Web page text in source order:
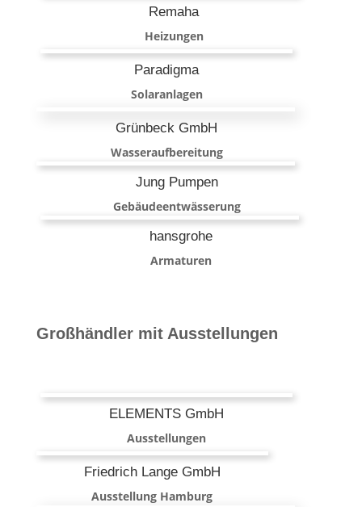
Remaha
Heizungen
Paradigma
Solaranlagen
Grünbeck GmbH
Wasseraufbereitung
Jung Pumpen
Gebäudeentwässerung
hansgrohe
Armaturen
Großhändler mit Ausstellungen
ELEMENTS GmbH
Ausstellungen
Friedrich Lange GmbH
Ausstellung Hamburg